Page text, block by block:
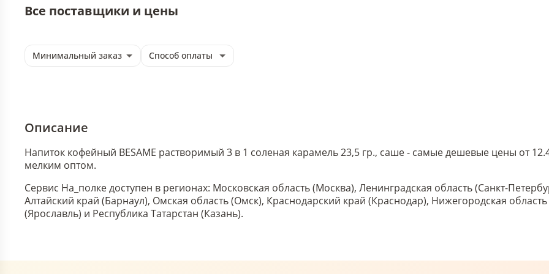
Все поставщики и цены
Минимальный заказ Способ оплаты
Описание
Напиток кофейный BESAME растворимый 3 в 1 соленая карамель 23,5 гр., саше - самые дешевые цены от
мелким оптом.
Сервис На_полке доступен в регионах: Московская область (Москва), Ленинградская область (Санкт-
Алтайский край (Барнаул), Омская область (Омск), Краснодарский край (Краснодар), Нижегородская
(Ярославль) и Республика Татарстан (Казань).